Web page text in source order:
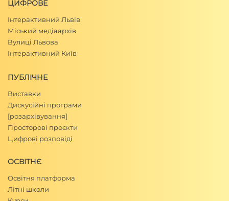
ЦИФРОВЕ
Інтерактивний Львів
Міський медіаархів
Вулиці Львова
Інтерактивний Київ
ПУБЛІЧНЕ
Виставки
Дискусійні програми
[розархівування]
Просторові проєкти
Цифрові розповіді
ОСВІТНЄ
Освітня платформа
Літні школи